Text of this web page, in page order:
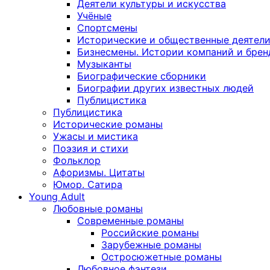
Деятели культуры и искусства
Учёные
Спортсмены
Исторические и общественные деятели
Бизнесмены. Истории компаний и
Музыканты
Биографические сборники
Биографии других известных людей
Публицистика
Публицистика
Исторические романы
Ужасы и мистика
Поэзия и стихи
Фольклор
Афоризмы. Цитаты
Юмор. Сатира
Young Adult
Любовные романы
Современные романы
Российские романы
Зарубежные романы
Остросюжетные романы